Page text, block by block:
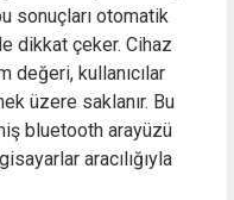
sonuçları otomatik
dikkat çeker. Cihaz
değeri, kullanıcılar
üzere saklanır. Bu
bluetooth arayüzü
aracılığıyla